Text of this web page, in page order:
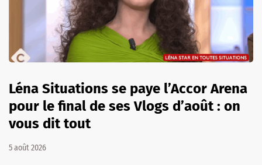
Léna Situations se paye l’Accor Arena
pour le final de ses Vlogs d’août : on
vous dit tout
5 août 2026